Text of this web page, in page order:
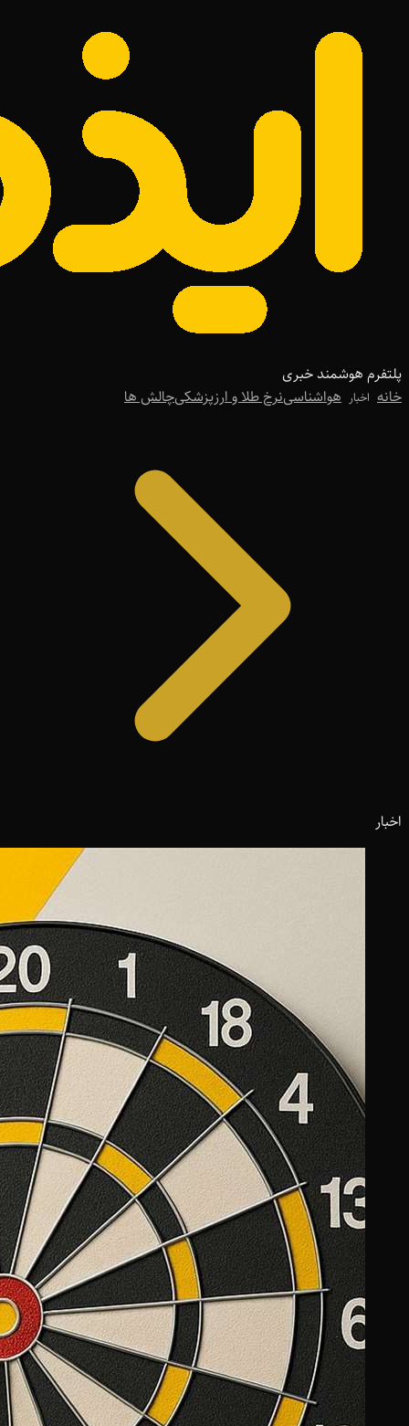
پلتفرم هوشمند خبری
خانه اخبار هواشناسینرخ طلا و ارزپزشکیچالش ها
اخبار